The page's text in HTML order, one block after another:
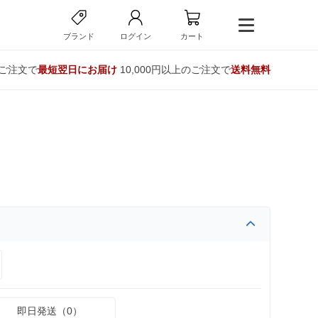
ブランド ログイン カート
注文で最短翌日にお届け10,000円以上のご注文で送料無料
即日発送（0）